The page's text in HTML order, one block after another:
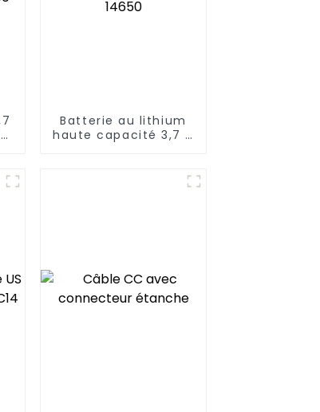
Batterie au lithium
haute capacité 3,7 V